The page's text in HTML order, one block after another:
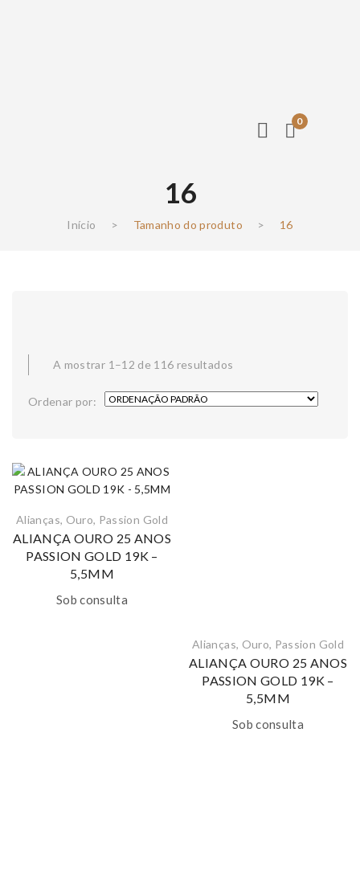
0
16
Início > Tamanho do produto > 16
A mostrar 1–12 de 116 resultados
Ordenar por:
Alianças, Ouro, Passion Gold
ALIANÇA OURO 25 ANOS
PASSION GOLD 19K –
5,5MM
Sob consulta
Alianças, Ouro, Passion Gold
ALIANÇA OURO 25 ANOS
PASSION GOLD 19K –
5,5MM
Sob consulta